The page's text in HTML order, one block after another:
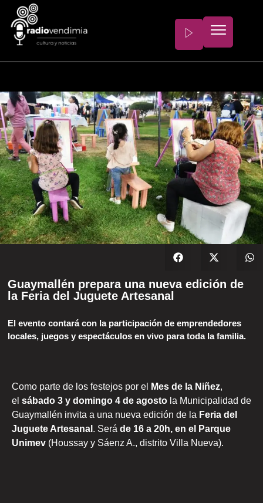
Guaymallén prepara una nueva edición de
la Feria del Juguete Artesanal
El evento contará con la participación de emprendedores
locales, juegos y espectáculos en vivo para toda la familia.
Como parte de los festejos por el Mes de la Niñez,
el sábado 3 y domingo 4 de agosto la Municipalidad de
Guaymallén invita a una nueva edición de la Feria del
Juguete Artesanal . Será de 16 a 20h, en el Parque
Unimev (Houssay y Sáenz A., distrito Villa Nueva).